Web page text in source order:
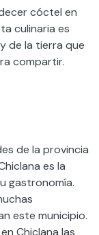
cóctel en
culinaria es
de la tierra que
compartir.
de la provincia
es la
gastronomía.
este municipio.
Chiclana las